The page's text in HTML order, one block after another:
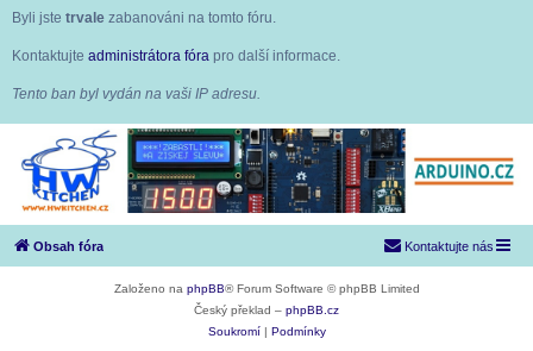
Byli jste trvale zabanováni na tomto fóru.
Kontaktujte administrátora fóra pro další informace.
Tento ban byl vydán na vaši IP adresu.
Obsah fóra Kontaktujte nás
Založeno na phpBB® Forum Software © phpBB Limited
Český překlad – phpBB.cz
Soukromí
Podmínky